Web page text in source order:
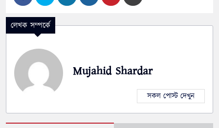
লেখক সম্পর্কে
Mujahid Shardar
সকল পোস্ট দেখুন